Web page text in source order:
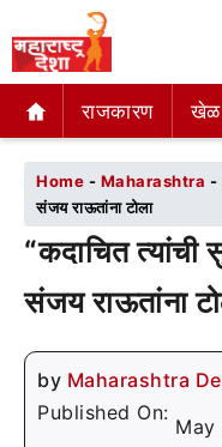
राजकारण खेळ
राजकारण खेळ
Home - Maharashtra -
संजय राऊतांना टोला
“कदाचित त्यांची
संजय राऊतांना
by Maharashtra
Published On:
May